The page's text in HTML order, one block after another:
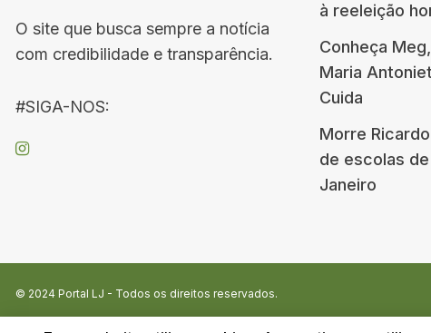
O site que busca sempre a notícia
com credibilidade e transparência.
#SIGA-NOS:
à reeleição
Conheça
Maria
Cuida
Morre
de escolas
Janeiro
© 2024 Portal LJ - Todos os direitos reservados.